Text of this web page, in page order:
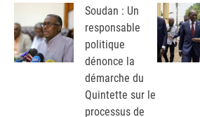
Soudan : Un
responsable
politique
dénonce la
démarche du
Quintette sur le
processus de